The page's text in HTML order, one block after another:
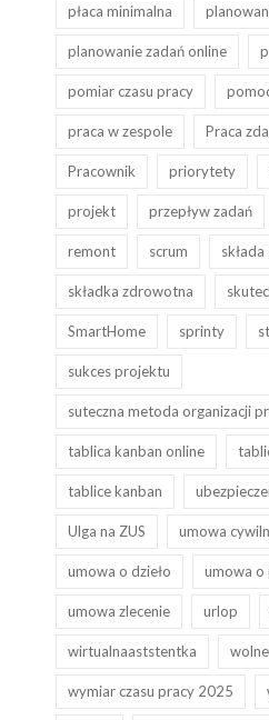
płaca minimalna
planowanie zadań online
pomiar czasu pracy
praca w zespole Praca
Pracownik priorytety
projekt przepływ zadań
remont scrum składa
składka zdrowotna
SmartHome sprinty
sukces projektu
suteczna metoda organizacji
tablica kanban online
tablice kanban
Ulga na ZUS umowa
umowa o dzieło umowa o
umowa zlecenie urlop
wirtualnaaststentka wolne
wymiar czasu pracy 2025